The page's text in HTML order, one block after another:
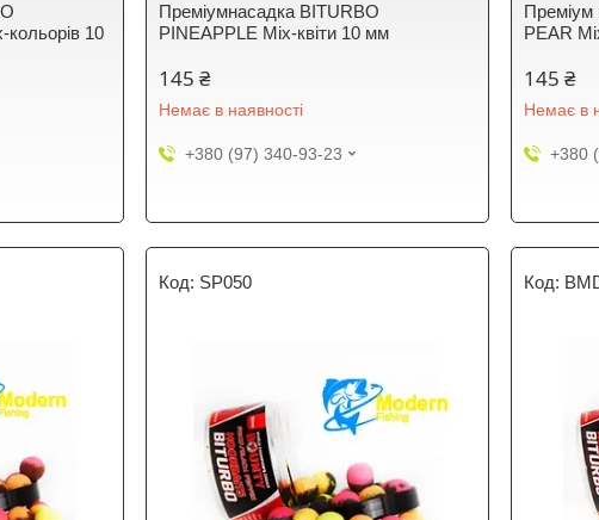
10
Преміумнасадка BITURBO
PINEAPPLE Mix-квіти 10 мм
145 ₴
Немає в наявності
+380 (97) 340-93-23
Преміум
PEAR
145 ₴
Немає в
+380
SP050